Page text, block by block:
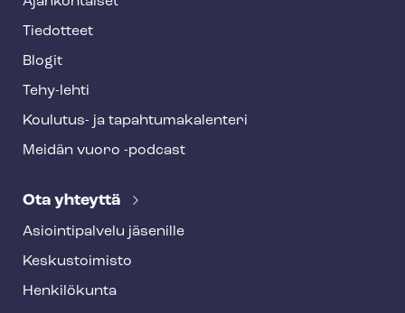
Tiedotteet
Blogit
Tehy-lehti
Koulutus- ja ta­pah­tu­ma­ka­len­te­ri
Meidän vuoro -podcast
Ota yhteyttä
Asioin­ti­pal­ve­lu jäsenille
Keskustoimisto
Henkilökunta